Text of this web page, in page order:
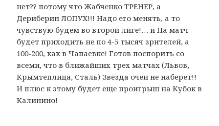
нет?? потому что Жабченко ТРЕНЕР, а
Дериберин ЛОПУХ!!! Надо его менять, а то
чувствую будем во второй лиге!… и На матч
будет приходить не по 4-5 тысяч зрителей, а
100-200, как в Чапаевке! Готов поспорить со
всеми, что в ближайших трех матчах (Львов,
Крымтеплица, Сталь) Звезда очей не наберет!!
И плюс к этому будет еще проигрыш на Кубок в
Калинино!